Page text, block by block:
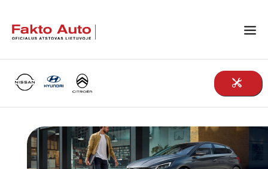
Main Navigation